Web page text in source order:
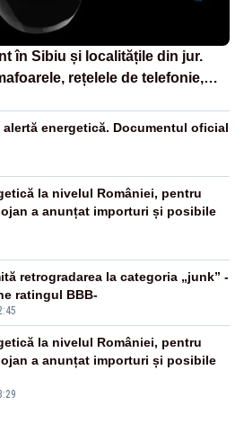
în Sibiu și localitățile din jur.
rețelele de telefonie,
alertă energetică. Documentul oficial
la nivelul României, pentru
a anunțat importuri și posibile
retrogradarea la categoria „junk” -
ratingul BBB-
la nivelul României, pentru
a anunțat importuri și posibile